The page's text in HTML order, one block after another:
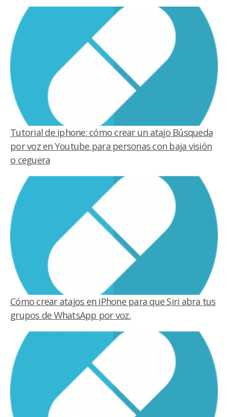
Tutorial de iphone: cómo crear un atajo Búsqueda
por voz en Youtube para personas con baja visión
o ceguera
Cómo crear atajos en iPhone para que Siri abra tus
grupos de WhatsApp por voz.